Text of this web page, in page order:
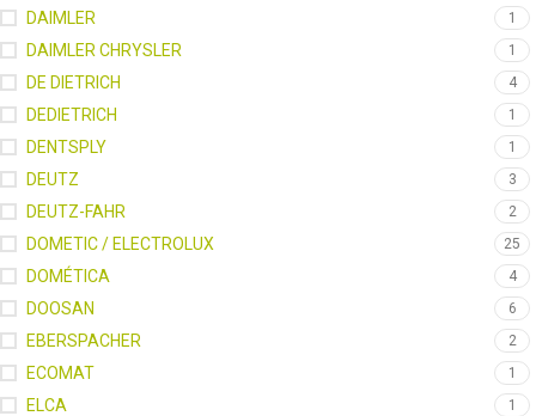
DAIMLER 1
DAIMLER CHRYSLER 1
DE DIETRICH 4
DEDIETRICH 1
DENTSPLY 1
DEUTZ 3
DEUTZ-FAHR 2
DOMETIC / ELECTROLUX 25
DOMÉTICA 4
DOOSAN 6
EBERSPACHER 2
ECOMAT 1
ELCA 1